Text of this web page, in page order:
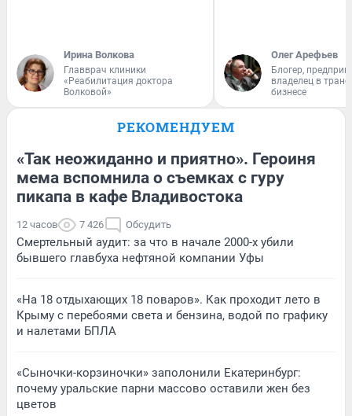
Ирина Волкова
Главврач клиники
«Реабилитация доктора
Волковой»
Олег Арефьев
Блогер,
владелец в
бизнесе
РЕКОМЕНДУЕМ
«Так неожиданно и приятно». Героиня
мема вспомнила о съемках с гуру
пикапа в кафе Владивостока
12 часов 7 426 Обсудить
Смертельный аудит: за что в начале 2000-х убили
бывшего главбуха нефтяной компании Уфы
«На 18 отдыхающих 18 поваров». Как проходит лето в
Крыму с перебоями света и бензина, водой по графику
и налетами БПЛА
«Сыночки-корзиночки» заполонили Екатеринбург:
почему уральские парни массово оставили жен без
цветов